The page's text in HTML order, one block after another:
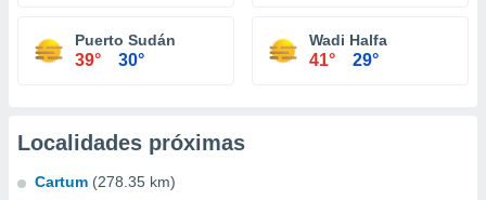
Puerto Sudán
39° 30°
Wadi Halfa
41° 29°
Localidades próximas
Cartum (278.35 km)